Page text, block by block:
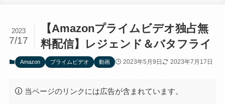
【Amazonプライムビデオ独占無
料配信】レジェンド＆バタフライ
2023
7/17
Amazon プライムビデオ 動画 2023年5月9日 2023年7月17日
当ページのリンクには広告が含まれています。